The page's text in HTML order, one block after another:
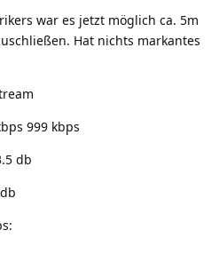
war es jetzt möglich ca. 5m
Hat nichts markantes
999 kbps
db